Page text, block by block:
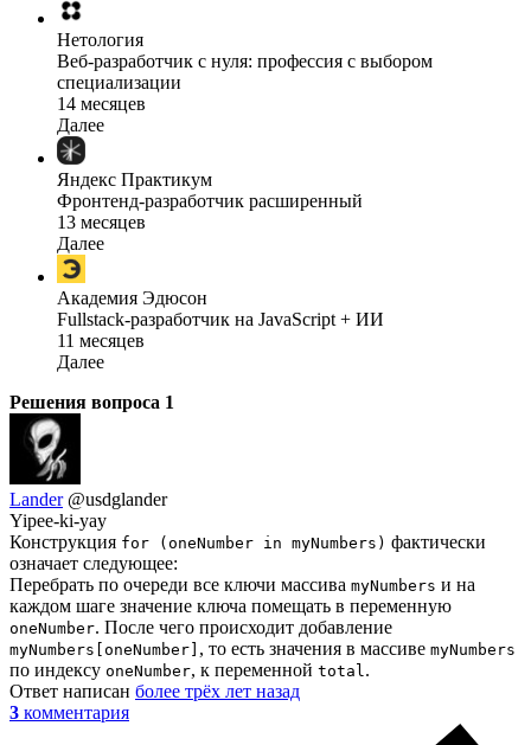
Нетология
Веб-разработчик с нуля: профессия с выбором
специализации
14 месяцев
Далее
Яндекс Практикум
Фронтенд-разработчик расширенный
13 месяцев
Далее
Академия Эдюсон
Fullstack-разработчик на JavaScript + ИИ
11 месяцев
Далее
Решения вопроса 1
Lander @usdglander
Yipee-ki-yay
Конструкция for (oneNumber in myNumbers) фактически
означает следующее:
Перебрать по очереди все ключи массива myNumbers и на
каждом шаге значение ключа помещать в переменную
oneNumber. После чего происходит добавление
myNumbers[oneNumber] , то есть значения в массиве myNumbers
по индексу oneNumber, к переменной total.
Ответ написан более трёх лет назад
3 комментария